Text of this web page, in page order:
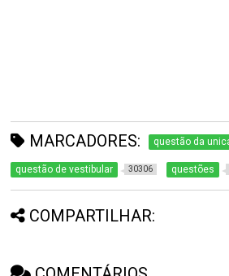
MARCADORES: questão da
questão de vestibular 30306 questões
COMPARTILHAR: